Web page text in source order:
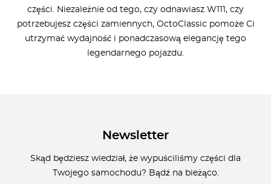
części. Niezależnie od tego, czy odnawiasz W111, czy
potrzebujesz części zamiennych, OctoClassic pomoże Ci
utrzymać wydajność i ponadczasową elegancję tego
legendarnego pojazdu.
Newsletter
Skąd będziesz wiedział, że wypuściliśmy części dla
Twojego samochodu? Bądź na bieżąco.